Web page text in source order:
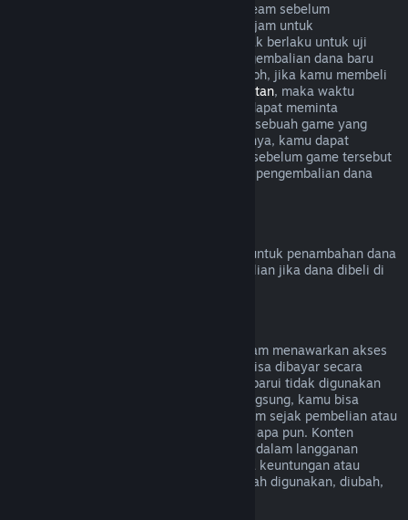
Ketika kamu membeli sebuah game di Steam sebelum
perilisannya, aturan bermain selama dua jam untuk
pengembalian dana akan diterapkan (tidak berlaku untuk uji
beta). Namun, periode 14 hari untuk pengembalian dana baru
dimulai sejak produk dirilis. Sebagai contoh, jika kamu membeli
Akses Lanjutan, maka waktu
bermain dua jam akan diterapkan untuk dapat meminta
pengembalian dana. Jika kamu pre-order sebuah game yang
tidak dapat dimainkan sebelum perilisannya, kamu dapat
meminta pengembalian dana kapan saja sebelum game tersebut
dirilis, dan periode 14 hari/dua jam untuk pengembalian dana
Kamu bisa meminta pengembalian dana untuk penambahan dana
Steam Wallet dalam 14 hari sejak pembelian jika dana dibeli di
Untuk beberapa konten dan layanan, Steam menawarkan akses
berkala (cth. per bulan, per tahun) yang bisa dibayar secara
berulang. Jika langganan yang bisa diperbarui tidak digunakan
selama masa tagihan yang sedang berlangsung, kamu bisa
meminta pengembalian dana dalam 48 jam sejak pembelian atau
dalam 48 jam untuk pembaruan otomatis apa pun. Konten
dianggap digunakan jika game mana pun dalam langganan
dimainkan selama masa tagihan atau jika keuntungan atau
diskon digunakan dengan lanngganan telah digunakan, diubah,